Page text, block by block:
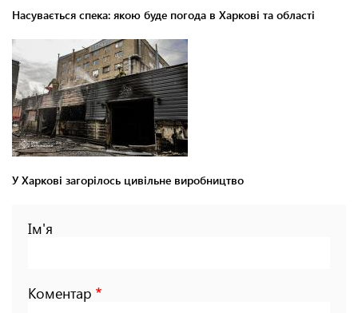
Насувається спека: якою буде погода в Харкові та області
У Харкові загорілось цивільне виробництво
Ім'я
Коментар